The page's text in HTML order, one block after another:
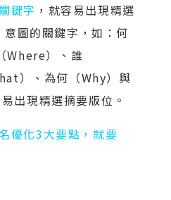
關鍵字 ，就容易出現精選
圖的關鍵字，如：何
Where）、誰
）、為何（Why）與
出現精選摘要版位。
優化3大要點，就要